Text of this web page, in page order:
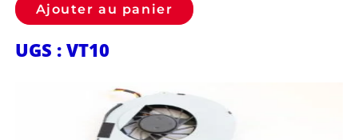
Ajouter au panier
UGS : VT10